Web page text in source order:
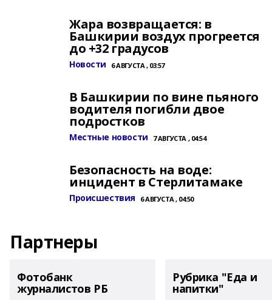
Жара возвращается: в
Башкирии воздух прогреется
до +32 градусов
Новости 6 АВГУСТА , 03:57
В Башкирии по вине пьяного
водителя погибли двое
подростков
Местные новости 7 АВГУСТА , 04:54
Безопасность на воде:
инцидент в Стерлитамаке
Происшествия 6 АВГУСТА , 04:50
Партнеры
Фотобанк
журналистов РБ
Рубрика "Еда и
напитки"